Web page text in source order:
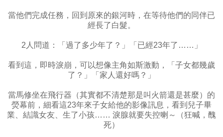
當他們完成任務，回到原來的銀河時，在等待他們的同伴已
經長了白髮。
2人問道：「過了多少年了？」「已經23年了……」
看到這，即時淚崩，可以想像主角如斯激動，「子女都幾歲
了？」「家人還好嗎？」
當馬修坐在飛行器（其實都不清楚那是叫火箭還是甚麼）的
熒幕前，細看這23年來子女給他的影像訊息，看到兒子畢
業、結識女友、生了小孩…… 淚腺就要失控喇～（狂喊，醜
死）